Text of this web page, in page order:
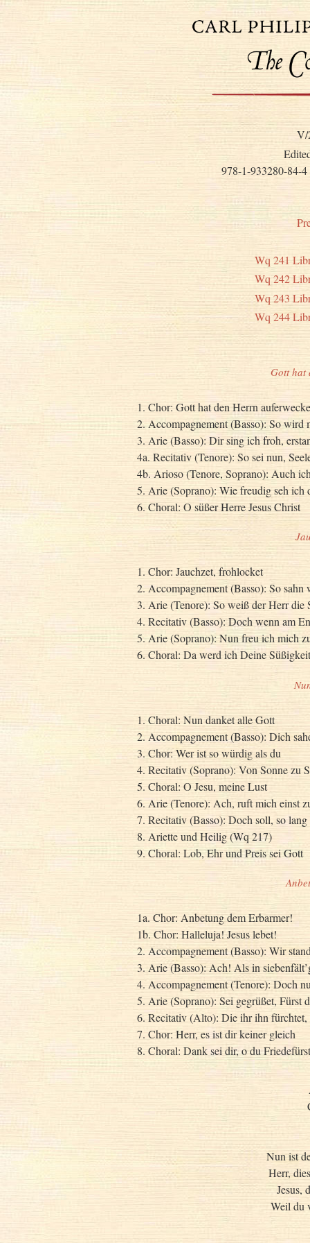
978-1-933280-84-4
Wq 241
Wq 242
Wq 243
Wq 244
Gott hat
1. Chor: Gott hat den Herrn
2. Accompagnement (Basso): So wird
3. Arie (Basso): Dir sing ich froh,
4a. Recitativ (Tenore): So sei nun,
4b. Arioso (Tenore, Soprano): Auch
5. Arie (Soprano): Wie freudig seh ich
6. Choral: O süßer Herre Jesus Christ
1. Chor: Jauchzet, frohlocket
2. Accompagnement (Basso): So
3. Arie (Tenore): So weiß der Herr die
4. Recitativ (Basso): Doch wenn am
5. Arie (Soprano): Nun freu ich mich
6. Choral: Da werd ich Deine Süßigkeit
1. Choral: Nun danket alle Gott
2. Accompagnement (Basso): Dich
3. Chor: Wer ist so würdig als du
4. Recitativ (Soprano): Von Sonne zu
5. Choral: O Jesu, meine Lust
6. Arie (Tenore): Ach, ruft mich einst
7. Recitativ (Basso): Doch soll, so
8. Ariette und Heilig (Wq 217)
9. Choral: Lob, Ehr und Preis sei Gott
1a. Chor: Anbetung dem Erbarmer!
1b. Chor: Halleluja! Jesus lebet!
2. Accompagnement (Basso): Wir
3. Arie (Basso): Ach! Als in
4. Accompagnement (Tenore): Doch
5. Arie (Soprano): Sei gegrüßet, Fürst
6. Recitativ (Alto): Die ihr ihn fürchtet,
7. Chor: Herr, es ist dir keiner gleich
8. Choral: Dank sei dir, o du Friedefürst
Nun ist
Herr,
Jesus,
Weil du